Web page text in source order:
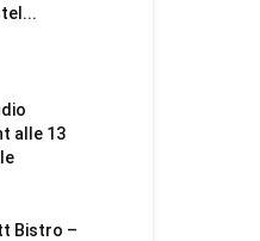
alle 13
Bistro –